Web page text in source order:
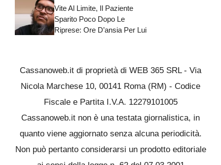
Vite Al Limite, Il Paziente
Sparito Poco Dopo Le
Riprese: Ore D’ansia Per Lui
Cassanoweb.it di proprietà di WEB 365 SRL - Via
Nicola Marchese 10, 00141 Roma (RM) - Codice
Fiscale e Partita I.V.A. 12279101005
Cassanoweb.it non è una testata giornalistica, in
quanto viene aggiornato senza alcuna periodicità.
Non può pertanto considerarsi un prodotto editoriale